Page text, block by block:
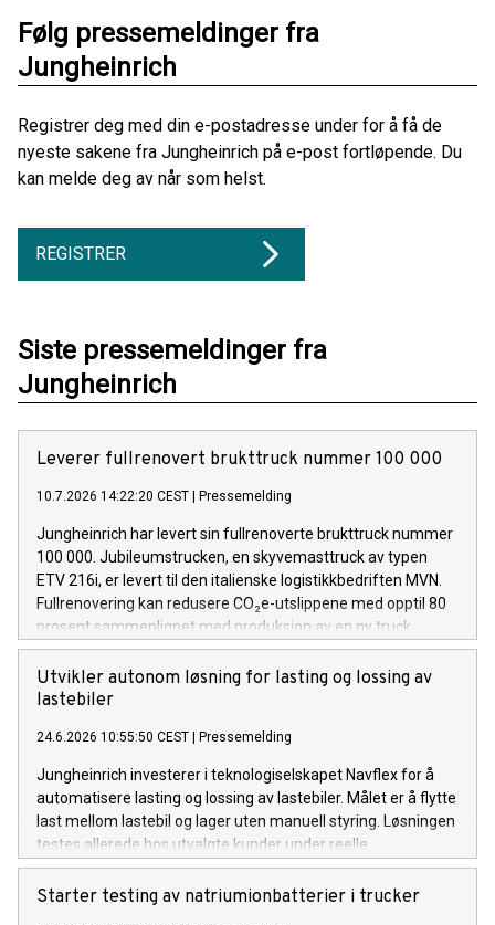
Følg pressemeldinger fra
Jungheinrich
Registrer deg med din e-postadresse under for å få de
nyeste sakene fra Jungheinrich på e-post fortløpende. Du
kan melde deg av når som helst.
REGISTRER
Siste pressemeldinger fra
Jungheinrich
Leverer fullrenovert brukttruck nummer 100 000
10.7.2026 14:22:20 CEST Pressemelding
Jungheinrich har levert sin fullrenoverte brukttruck nummer
100 000. Jubileumstrucken, en skyvemasttruck av typen
ETV 216i, er levert til den italienske logistikkbedriften MVN.
Fullrenovering kan redusere CO₂e-utslippene med opptil 80
prosent sammenlignet med produksjon av en ny truck.
Utvikler autonom løsning for lasting og lossing av
lastebiler
24.6.2026 10:55:50 CEST Pressemelding
Jungheinrich investerer i teknologiselskapet Navflex for å
automatisere lasting og lossing av lastebiler. Målet er å flytte
last mellom lastebil og lager uten manuell styring. Løsningen
testes allerede hos utvalgte kunder under reelle
driftsforhold.
Starter testing av natriumionbatterier i trucker